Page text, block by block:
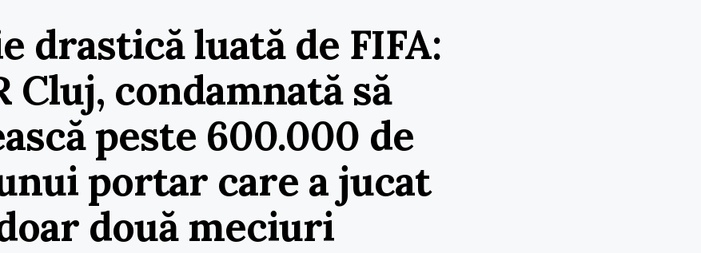
drastică luată de FIFA:
Cluj, condamnată să
peste 600.000 de
portar care a jucat
două meciuri